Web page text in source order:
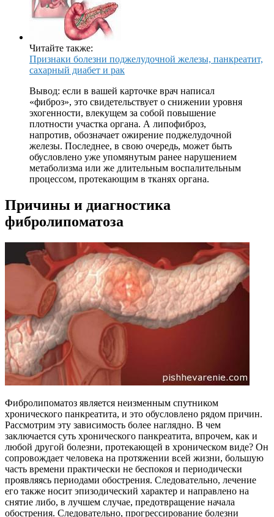
Читайте также:
Признаки болезни поджелудочной железы, панкреатит,
сахарный диабет и рак
Вывод: если в вашей карточке врач написал
«фиброз», это свидетельствует о снижении уровня
эхогенности, влекущем за собой повышение
плотности участка органа. А липофиброз,
напротив, обозначает ожирение поджелудочной
железы. Последнее, в свою очередь, может быть
обусловлено уже упомянутым ранее нарушением
метаболизма или же длительным воспалительным
процессом, протекающим в тканях органа.
Причины и диагностика
фибролипоматоза
Фибролипоматоз является неизменным спутником
хронического панкреатита, и это обусловлено рядом причин.
Рассмотрим эту зависимость более наглядно. В чем
заключается суть хронического панкреатита, впрочем, как и
любой другой болезни, протекающей в хроническом виде? Он
сопровождает человека на протяжении всей жизни, большую
часть времени практически не беспокоя и периодически
проявляясь периодами обострения. Следовательно, лечение
его также носит эпизодический характер и направлено на
снятие либо, в лучшем случае, предотвращение начала
обострения. Следовательно, прогрессирование болезни